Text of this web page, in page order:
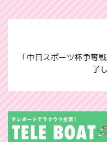
「中日スポーツ杯争奪
了